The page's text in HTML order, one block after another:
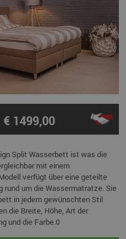
€ 1499,00
Split Wasserbett ist was die
mit einem
verfügt über eine geteilte
rund um die Wassermatratze. Sie
in jedem gewünschten Stil
die Breite, Höhe, Art der
und die Farbe.0